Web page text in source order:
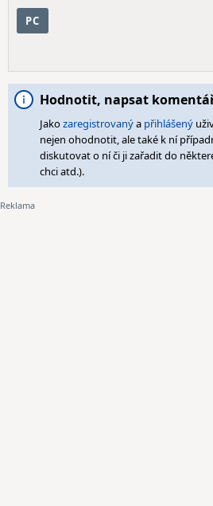
PC
Hodnotit, napsat
Jakozaregistrovanýa přihlášený
nejen ohodnotit, ale také k ní
diskutovat o ní či ji zařadit do
chci atd.).